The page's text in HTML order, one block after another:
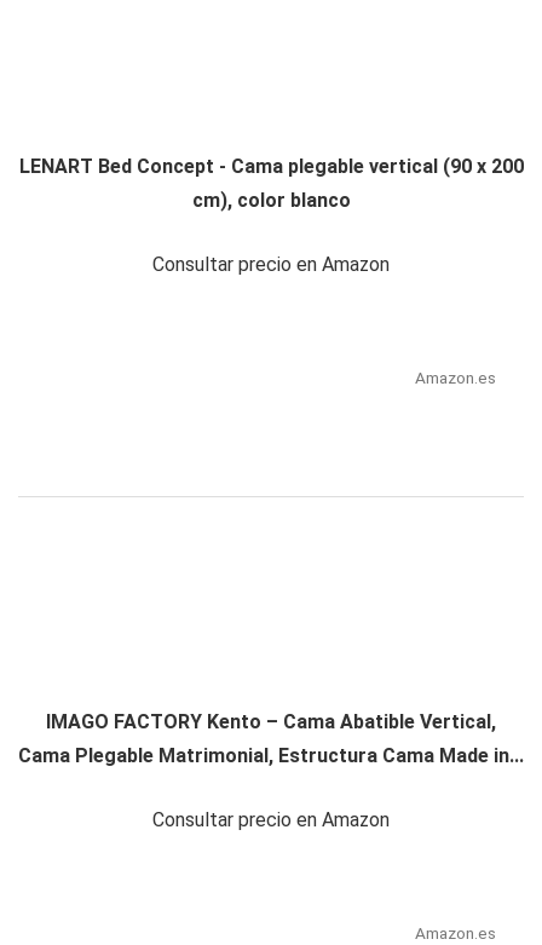
LENART Bed Concept - Cama plegable vertical (90 x 200
cm), color blanco
Consultar precio en Amazon
Amazon.es
IMAGO FACTORY Kento – Cama Abatible Vertical,
Cama Plegable Matrimonial, Estructura Cama Made in...
Consultar precio en Amazon
Amazon.es